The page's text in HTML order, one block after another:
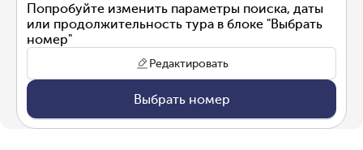
Попробуйте изменить параметры поиска, даты
или продолжительность тура в блоке "Выбрать
номер"
Редактировать
Выбрать номер